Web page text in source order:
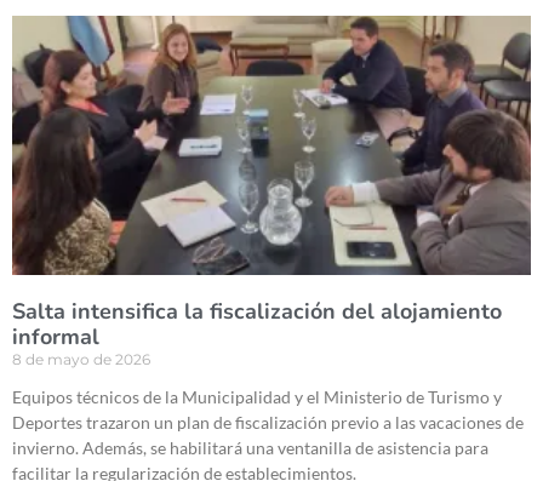
Salta intensifica la fiscalización del alojamiento
informal
8 de mayo de 2026
Equipos técnicos de la Municipalidad y el Ministerio de Turismo y
Deportes trazaron un plan de fiscalización previo a las vacaciones de
invierno. Además, se habilitará una ventanilla de asistencia para
facilitar la regularización de establecimientos.